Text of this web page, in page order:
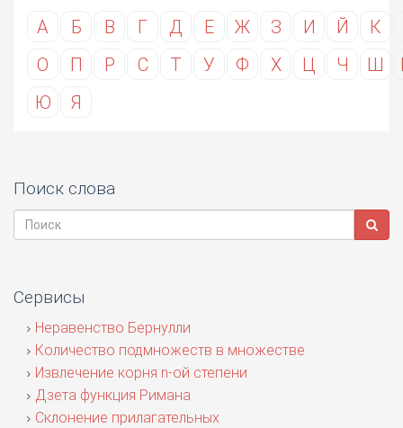
А Б В Г Д Е Ж З И Й К
О
П Р С Т У Ф Х Ц Ч Ш
Ю
Я
Поиск слова
Сервисы
Неравенство Бернулли
Количество подмножеств в множестве
Извлечение корня n-ой степени
Дзета функция Римана
Склонение прилагательных